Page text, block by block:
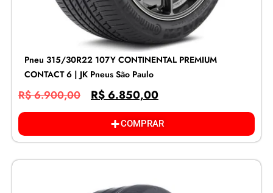
Pneu 315/30R22 107Y CONTINENTAL PREMIUM
CONTACT 6 | JK Pneus São Paulo
R$6.900,00 R$ 6.850,00
COMPRAR